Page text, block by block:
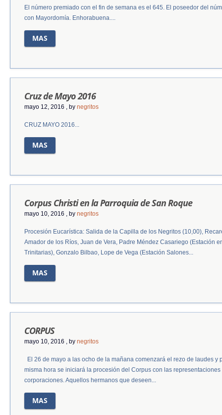
El número premiado con el fin de semana es el 645. El poseedor del
con Mayordomía. Enhorabuena....
MAS
Cruz de Mayo 2016
mayo 12, 2016 , by negritos
CRUZ MAYO 2016...
MAS
Corpus Christi en la Parroquia de San Roque
mayo 10, 2016 , by negritos
Procesión Eucarística: Salida de la Capilla de los Negritos (10,00),
Amador de los Ríos, Juan de Vera, Padre Méndez Casariego (Estación
Trinitarias), Gonzalo Bilbao, Lope de Vega (Estación Salones...
MAS
CORPUS
mayo 10, 2016 , by negritos
El 26 de mayo a las ocho de la mañana comenzará el rezo de laudes y
misma hora se iniciará la procesión del Corpus con las
corporaciones. Aquellos hermanos que deseen...
MAS